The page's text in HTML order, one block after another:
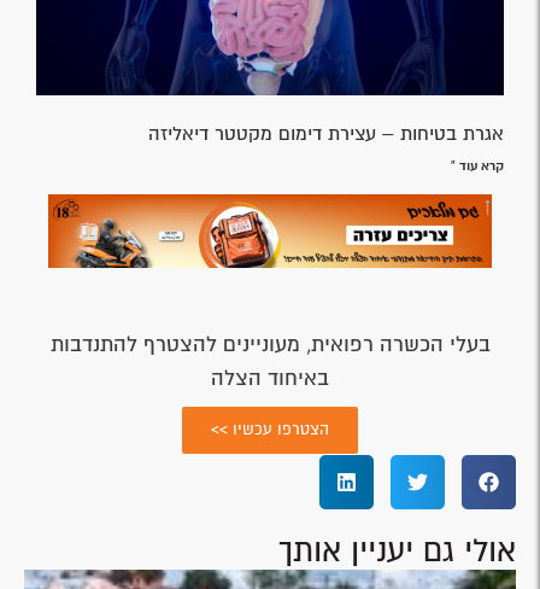
אגרת בטיחות – עצירת דימום מקטטר דיאליזה
קרא עוד »
בעלי הכשרה רפואית, מעוניינים להצטרף להתנדבות
באיחוד הצלה
הצטרפו עכשיו >>
אולי גם יעניין אותך